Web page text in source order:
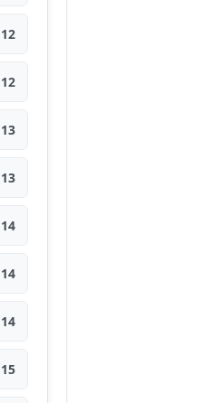
12
12
13
13
14
14
14
15